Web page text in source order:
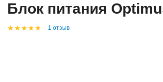
Блок питания
1 отзыв